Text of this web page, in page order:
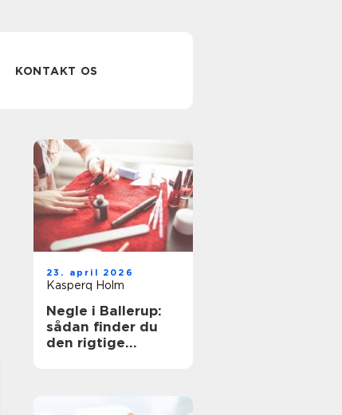
KONTAKT OS
23. april 2026
Kasperq Holm
Negle i Ballerup:
sådan finder du
den rigtige